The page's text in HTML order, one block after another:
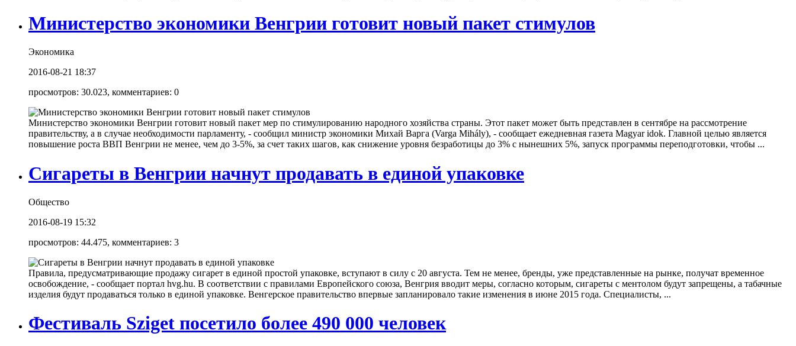
Министерство экономики Венгрии готовит новый пакет стимулов
Экономика
2016-08-21 18:37
просмотров: 30.023, комментариев: 0
Министерство экономики Венгрии готовит новый пакет мер по стимулированию народного хозяйства страны. Этот пакет может быть представлен в сентябре на рассмотрение
правительству, а в случае необходимости парламенту, - сообщил министр экономики Михай Варга (Varga Mihály), - сообщает ежедневная газета Magyar idok. Главной целью является
повышение роста ВВП Венгрии не менее, чем до 3-5%, за счет таких шагов, как снижение уровня безработицы до 3% с нынешних 5%, запуск программы переподготовки, чтобы ...
Сигареты в Венгрии начнут продавать в единой упаковке
Общество
2016-08-19 15:32
просмотров: 44.475, комментариев: 3
Правила, предусматривающие продажу сигарет в единой простой упаковке, вступают в силу с 20 августа. Тем не менее, бренды, уже представленные на рынке, получат временное
освобождение, - сообщает портал hvg.hu. В соответствии с правилами Европейского союза, Венгрия вводит меры, согласно которым, сигареты с ментолом будут запрещены, а табачные
изделия будут продаваться только в единой упаковке. Венгерское правительство впервые запланировало такие изменения в июне 2015 года. Специалисты, ...
Фестиваль Sziget посетило более 490 000 человек